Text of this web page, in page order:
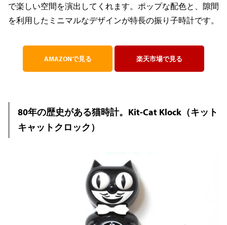
で楽しい空間を演出してくれます。ポップな配色と、隙間
を利用したミニマルなデザインが特長の振り子時計です。
AMAZONで見る 楽天市場で見る
80年の歴史がある猫時計。Kit-Cat Klock（キット
キャットクロック）